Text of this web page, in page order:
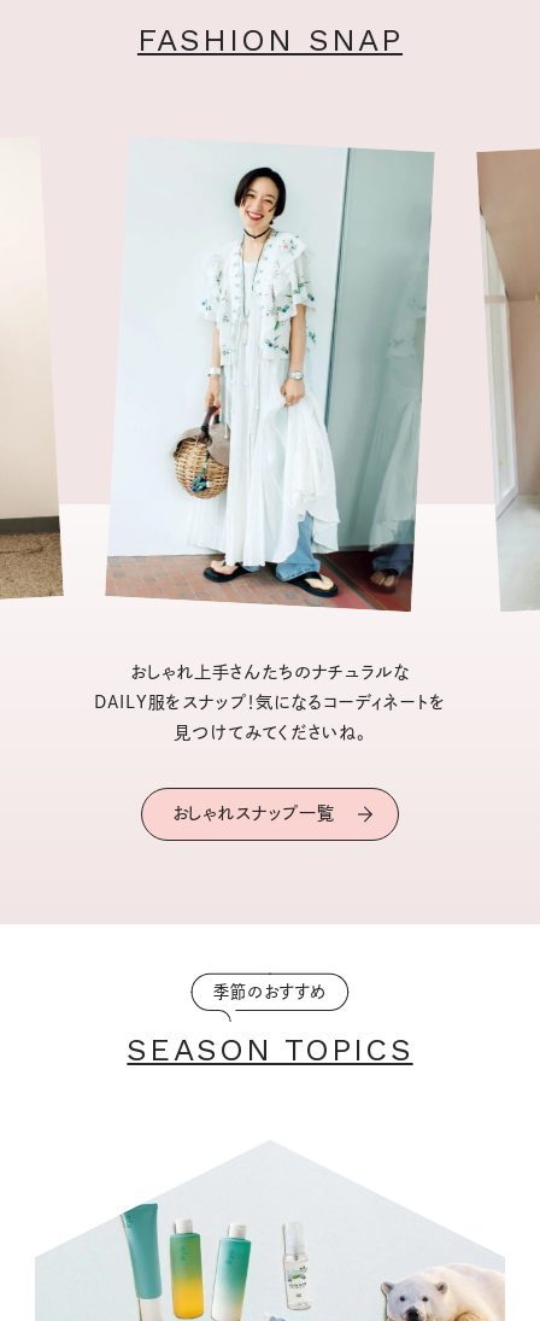
FASHION SNAP
おしゃれ上手さんたちのナチュラルな
DAILY服をスナップ！気になるコーディネートを
見つけてみてくださいね。
おしゃれスナップ一覧
季節のおすすめ
SEASON TOPICS